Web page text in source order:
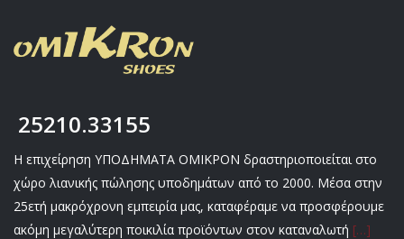
25210.33155
Η επιχείρηση ΥΠΟΔΗΜΑΤΑ ΟΜΙΚΡΟΝ δραστηριοποιείται στο
χώρο λιανικής πώλησης υποδημάτων από το 2000. Μέσα στην
25ετή μακρόχρονη εμπειρία μας, καταφέραμε να προσφέρουμε
ακόμη μεγαλύτερη ποικιλία προϊόντων στον καταναλωτή […]